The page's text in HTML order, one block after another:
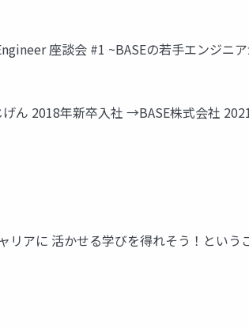
座談会 #1 ~BASEの若手エンジニ
ん 2018年新卒入社 →BASE株式会社
アに 活かせる学びを得れそう！とい